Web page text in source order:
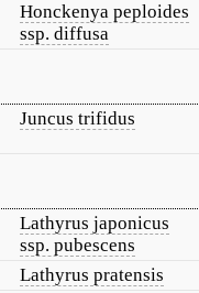
Honckenya peploides
ssp. diffusa
Juncus trifidus
Lathyrus japonicus
ssp. pubescens
Lathyrus pratensis